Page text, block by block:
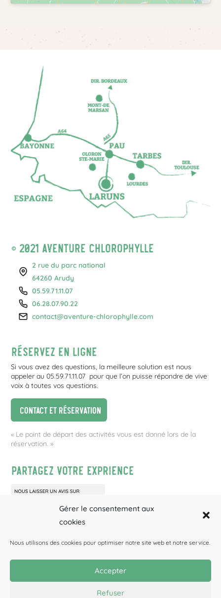
Gérer le consentement aux
cookies
Nous utilisons des cookies pour optimiser notre site web et notre service.
Accepter
Refuser
© 2021 Aventure Chlorophylle
2 rue du parc national
64260 Arudy
05.59.71.11.07
06.28.07.90.22
contact@aventure-chlorophylle.com
Réservez en ligne
Si vous avez des questions, la meilleure solution est nous
appeler au 05.59.71.11.07 pour que l’on puisse répondre de vive
voix à toutes vos questions.
Contact et réservation
« Le point de départ des activités vous est donné lors de la
réservation. »
Partagez votre exprience
Canyoning Rafting Spéléologie
BONS CADEAUX